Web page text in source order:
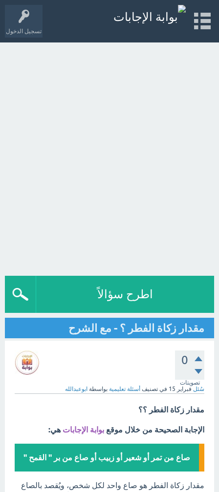
تسجيل الدخول
اطرح سؤالاً
مقدار زكاة الفطر ؟ - مع الشرح
0
تصويتات
سُئل فبراير 15 في تصنيف أسئلة تعليمية بواسطة ابوعبدالله
مقدار زكاة الفطر ؟؟
الإجابة الصحيحة من خلال موقع بوابة الإجابات هي:
صاع من تمر أو شعير أو زبيب أو صاع من بر " القمح "
مقدار زكاة الفطر هو صاع واحد لكل شخص، ويُقصد بالصاع